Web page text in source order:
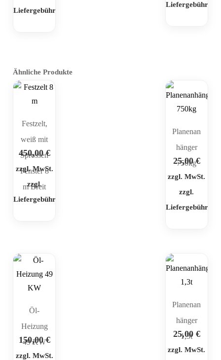
Liefergebühr
Liefergebühr
Ähnliche Produkte
Festzelt,
weiß mit
Sprossen
Fenster 8
m Breit
450,00€
zzgl. MwSt.
zzgl.
Liefergebühr
Planenan
hänger
750kg
25,00€
zzgl. MwSt.
zzgl.
Liefergebühr
Öl-
Heizung
49 KW
150,00€
zzgl. MwSt.
Planenan
hänger
1,3t
25,00 €
zzgl. MwSt.